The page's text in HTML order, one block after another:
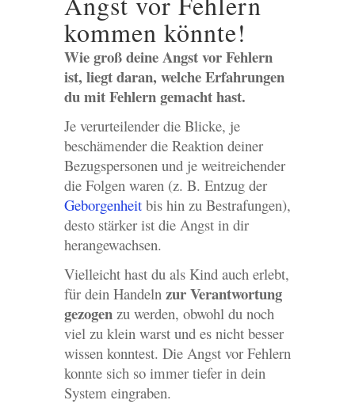
kommen könnte!
Wie groß deine Angst vor Fehlern
ist, liegt daran, welche Erfahrungen
du mit Fehlern gemacht hast.
Je verurteilender die Blicke, je
beschämender die Reaktion deiner
Bezugspersonen und je weitreichender
die Folgen waren (z. B. Entzug der
Geborgenheitbis hin zu Bestrafungen),
desto stärker ist die Angst in dir
herangewachsen.
Vielleicht hast du als Kind auch erlebt,
für dein Handeln zur Verantwortung
gezogenzu werden, obwohl du noch
viel zu klein warst und es nicht besser
wissen konntest. Die Angst vor Fehlern
konnte sich so immer tiefer in dein
System eingraben.